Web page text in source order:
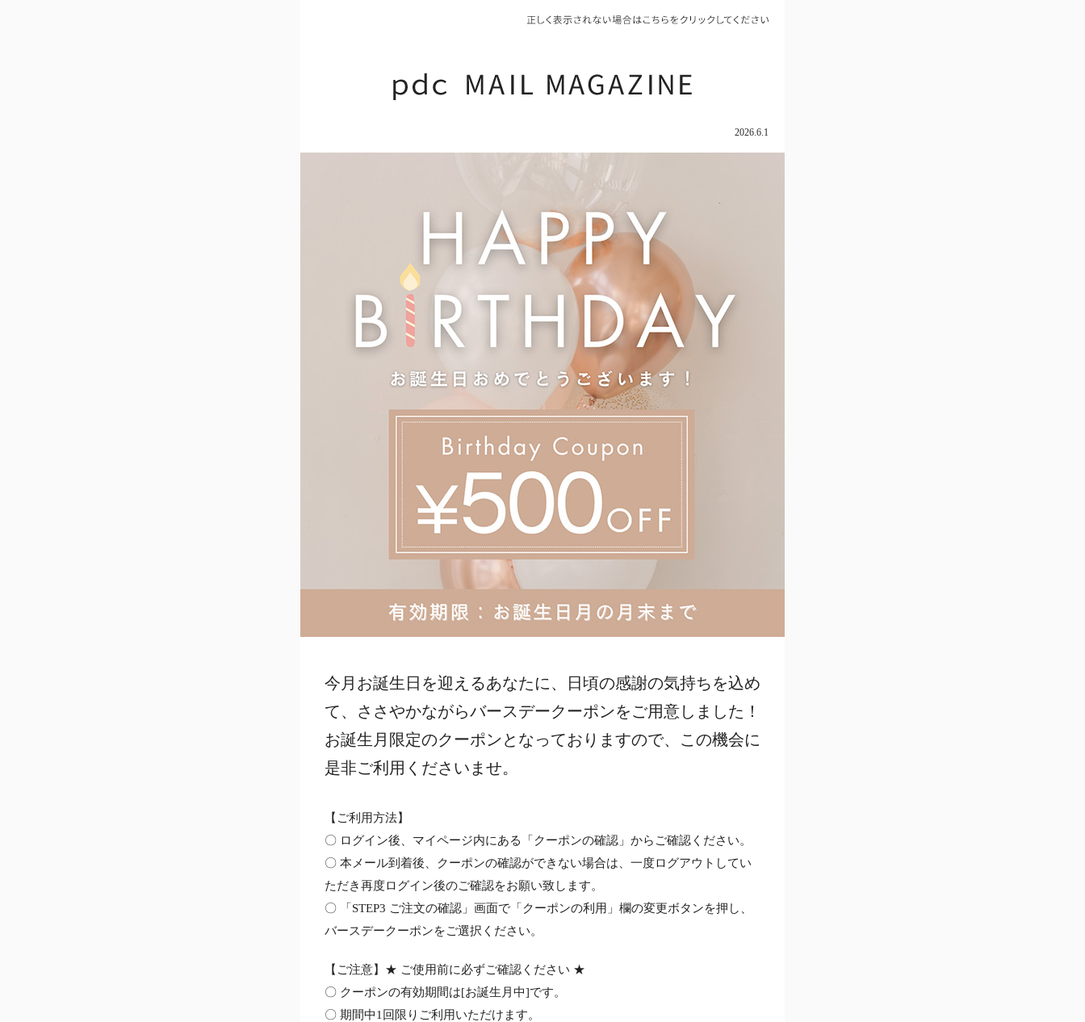
2026.6.1
今月お誕生日を迎えるあなたに、日頃の感謝の気持ちを込め
て、ささやかながらバースデークーポンをご用意しました！
お誕生月限定のクーポンとなっておりますので、この機会に
是非ご利用くださいませ。
【ご利用方法】
〇 ログイン後、マイページ内にある「クーポンの確認」からご確認ください。
〇 本メール到着後、クーポンの確認ができない場合は、一度ログアウトしてい
ただき再度ログイン後のご確認をお願い致します。
〇 「STEP3 ご注文の確認」画面で「クーポンの利用」欄の変更ボタンを押し、
バースデークーポンをご選択ください。
【ご注意】★ ご使用前に必ずご確認ください ★
〇 クーポンの有効期間は[お誕生月中]です。
〇 期間中1回限りご利用いただけます。